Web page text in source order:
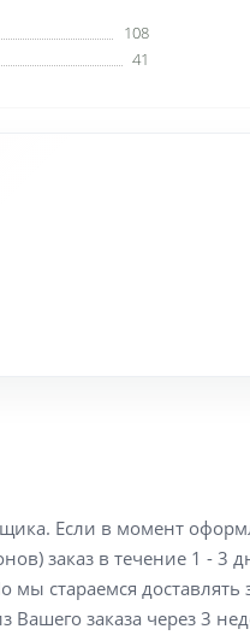
108
41
Если в момент
заказ в течение 1 - 3
стараемся
Вашего заказа через 3